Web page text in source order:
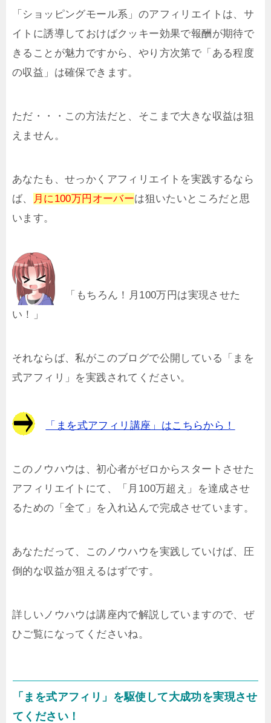
「ショッピングモール系」のアフィリエイトは、サ
イトに誘導しておけばクッキー効果で報酬が期待で
きることが魅力ですから、やり方次第で「ある程度
の収益」は確保できます。
ただ・・・この方法だと、そこまで大きな収益は狙
えません。
あなたも、せっかくアフィリエイトを実践するなら
ば、
月に100万円オーバーは狙いたいところだと思
います。
「もちろん！月100万円は実現させた
い！」
それならば、私がこのブログで公開している「まを
式アフィリ」を実践されてください。
「まを式アフィリ講座」はこちらから！
このノウハウは、初心者がゼロからスタートさせた
アフィリエイトにて、「月100万超え」を達成させ
るための「全て」を入れ込んで完成させています。
あなただって、このノウハウを実践していけば、圧
倒的な収益が狙えるはずです。
詳しいノウハウは講座内で解説していますので、ぜ
ひご覧になってくださいね。
「まを式アフィリ」を駆使して大成功を実現させ
てください！